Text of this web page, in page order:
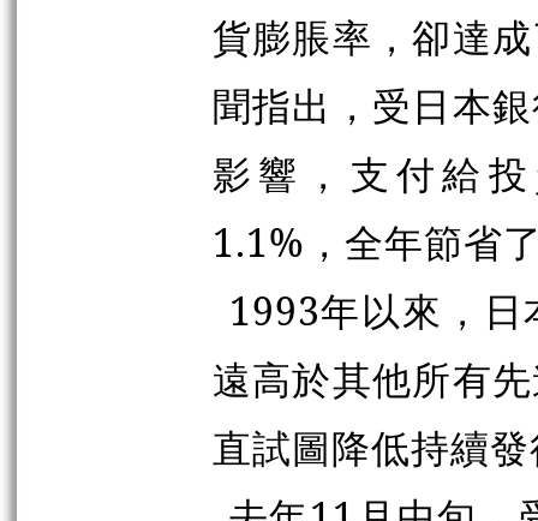
貨膨脹率，卻達
聞指出，受日本
影響，支付給
1.1%，全年節省
1993年以來，
遠高於其他所有
直試圖降低持續